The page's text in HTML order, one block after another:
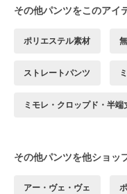
その他パンツをこのアイ
ポリエステル素材
ストレートパンツ
ミモレ・クロップド・半端
その他パンツを他ショッ
アー・ヴェ・ヴェ